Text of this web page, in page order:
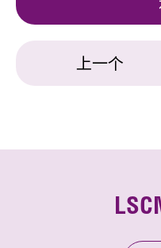
上一个